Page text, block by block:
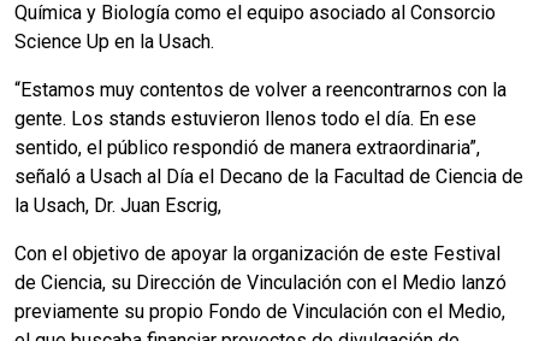
Química y Biología como el equipo asociado al Consorcio
Science Up en la Usach.
“Estamos muy contentos de volver a reencontrarnos con la
gente. Los stands estuvieron llenos todo el día. En ese
sentido, el público respondió de manera extraordinaria”,
señaló a Usach al Día el Decano de la Facultad de Ciencia de
la Usach, Dr. Juan Escrig,
Con el objetivo de apoyar la organización de este Festival
de Ciencia, su Dirección de Vinculación con el Medio lanzó
previamente su propio Fondo de Vinculación con el Medio,